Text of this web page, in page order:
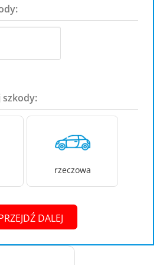
szkody:
rzeczowa
DALEJ